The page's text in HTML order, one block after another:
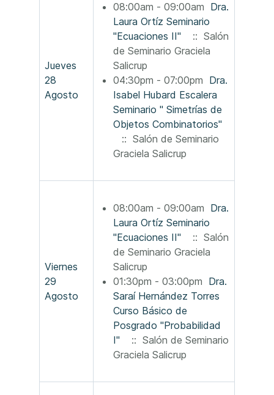
Jueves
28
Agosto
08:00am - 09:00am Dra.
Laura Ortíz Seminario
"Ecuaciones II"
:: Salón
de Seminario Graciela
Salicrup
04:30pm - 07:00pm Dra.
Isabel Hubard Escalera
Seminario " Simetrías de
Objetos Combinatorios"
:: Salón de Seminario
Graciela Salicrup
Viernes
29
Agosto
08:00am - 09:00am Dra.
Laura Ortíz Seminario
"Ecuaciones II"
:: Salón
de Seminario Graciela
Salicrup
01:30pm - 03:00pm Dra.
Saraí Hernández Torres
Curso Básico de
Posgrado "Probabilidad
I"
:: Salón de Seminario
Graciela Salicrup